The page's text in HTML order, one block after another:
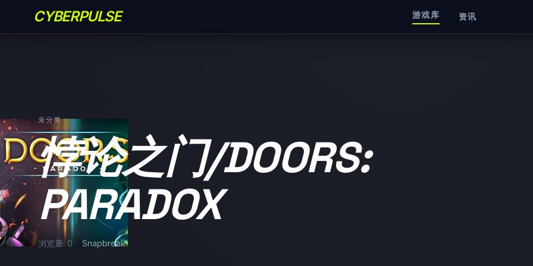
CYBERPULSE 游戏库 资讯
未分类
悖论之门/DOORS:
PARADOX
浏览量: 0 Snapbreak